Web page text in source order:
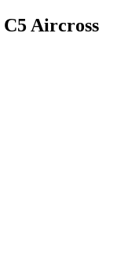
C5 Aircross